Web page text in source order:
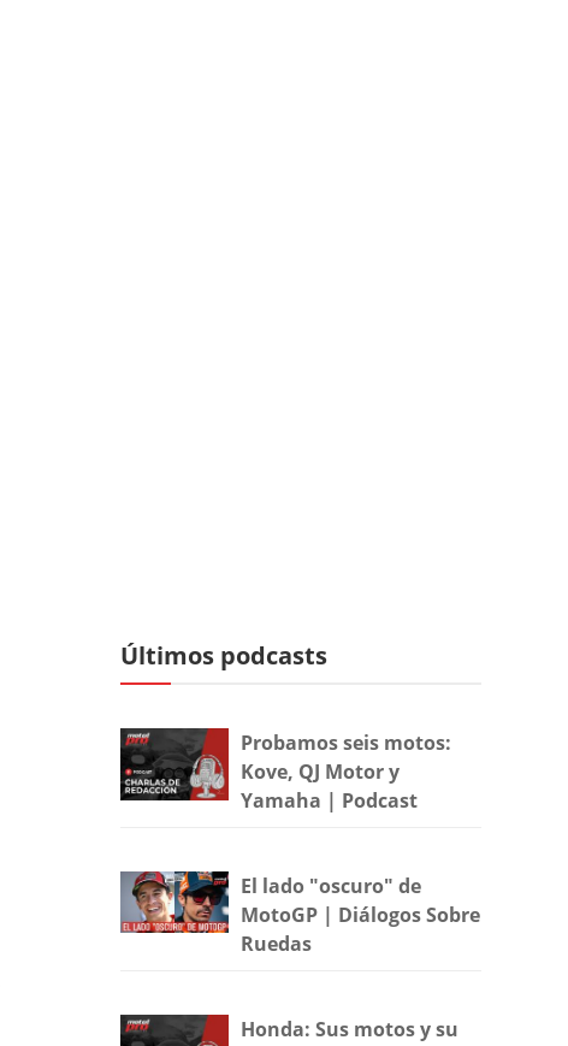
Últimos podcasts
Probamos seis motos:
Kove, QJ Motor y
Yamaha | Podcast
El lado "oscuro" de
MotoGP | Diálogos Sobre
Ruedas
Honda: Sus motos y su